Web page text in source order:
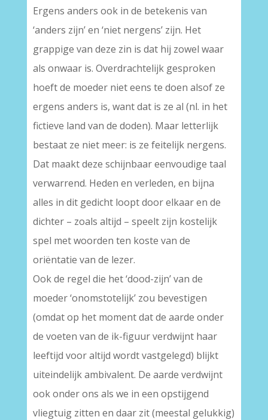
Ergens anders ook in de betekenis van
‘anders zijn’ en ‘niet nergens’ zijn. Het
grappige van deze zin is dat hij zowel waar
als onwaar is. Overdrachtelijk gesproken
hoeft de moeder niet eens te doen alsof ze
ergens anders is, want dat is ze al (nl. in het
fictieve land van de doden). Maar letterlijk
bestaat ze niet meer: is ze feitelijk nergens.
Dat maakt deze schijnbaar eenvoudige taal
verwarrend. Heden en verleden, en bijna
alles in dit gedicht loopt door elkaar en de
dichter – zoals altijd – speelt zijn kostelijk
spel met woorden ten koste van de
oriëntatie van de lezer.
Ook de regel die het ‘dood-zijn’ van de
moeder ‘onomstotelijk’ zou bevestigen
(omdat op het moment dat de aarde onder
de voeten van de ik-figuur verdwijnt haar
leeftijd voor altijd wordt vastgelegd) blijkt
uiteindelijk ambivalent. De aarde verdwijnt
ook onder ons als we in een opstijgend
vliegtuig zitten en daar zit (meestal gelukkig)